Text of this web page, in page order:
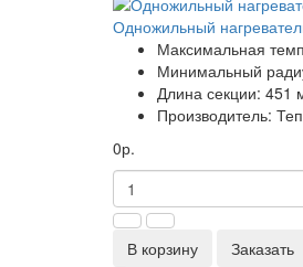
Одножильный
Максимальная
Минимальный
Длина секции: 451
Производитель:
0р.
В корзину Заказать